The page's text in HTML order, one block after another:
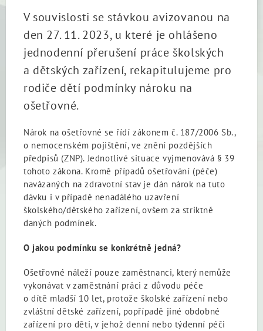
V souvislosti se stávkou avizovanou na
den 27. 11. 2023, u které je ohlášeno
jednodenní přerušení práce školských
a dětských zařízení, rekapitulujeme pro
rodiče dětí podmínky nároku na
ošetřovné.
Nárok na ošetřovné se řídí zákonem č. 187/2006 Sb.,
o nemocenském pojištění, ve znění pozdějších
předpisů (ZNP). Jednotlivé situace vyjmenovává § 39
tohoto zákona. Kromě případů ošetřování (péče)
navázaných na zdravotní stav je dán nárok na tuto
dávku i v případě nenadálého uzavření
školského/dětského zařízení, ovšem za striktně
daných podmínek.
O jakou podmínku se konkrétně jedná?
Ošetřovné náleží pouze zaměstnanci, který nemůže
vykonávat v zaměstnání práci z důvodu péče
o dítě mladší 10 let, protože školské zařízení nebo
zvláštní dětské zařízení, popřípadě jiné obdobné
zařízení pro děti, v jehož denní nebo týdenní péči